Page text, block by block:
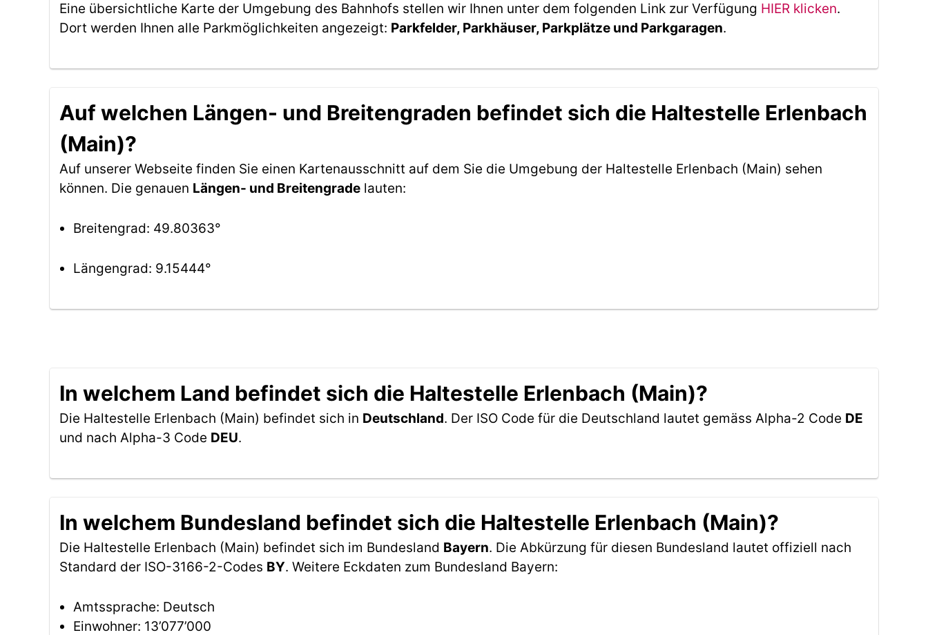
Eine übersichtliche Karte der Umgebung des Bahnhofs stellen wir Ihnen unter dem folgenden Link zur Verfügung HIER klicken.
Dort werden Ihnen alle Parkmöglichkeiten angezeigt: Parkfelder, Parkhäuser, Parkplätze und Parkgaragen.
Auf welchen Längen- und Breitengraden befindet sich die Haltestelle Erlenbach
(Main)?
Auf unserer Webseite finden Sie einen Kartenausschnitt auf dem Sie die Umgebung der Haltestelle Erlenbach (Main) sehen
können. Die genauen Längen- und Breitengrade lauten:
Breitengrad: 49.80363°
Längengrad: 9.15444°
In welchem Land befindet sich die Haltestelle Erlenbach (Main)?
Die Haltestelle Erlenbach (Main) befindet sich in Deutschland. Der ISO Code für die Deutschland lautet gemäss Alpha-2 Code DE
und nach Alpha-3 Code DEU.
In welchem Bundesland befindet sich die Haltestelle Erlenbach (Main)?
Die Haltestelle Erlenbach (Main) befindet sich im Bundesland Bayern. Die Abkürzung für diesen Bundesland lautet offiziell nach
Standard der ISO-3166-2-Codes BY. Weitere Eckdaten zum Bundesland Bayern:
Amtssprache: Deutsch
Einwohner: 13’077’000